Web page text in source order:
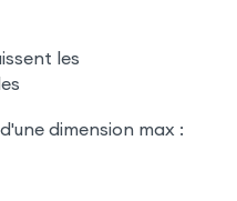
les
dimension max :